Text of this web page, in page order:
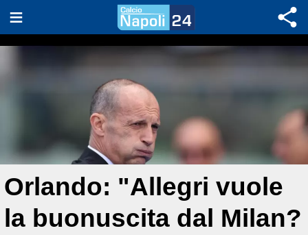
Orlando: "Allegri vuole
la buonuscita dal Milan?